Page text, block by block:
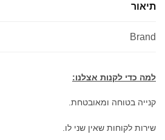
נירוסטה
עם
תיאור
Brand
למה כדי לקנות אצלנו:
קנייה בטוחה ומאובטחת.
שירות לקוחות שאין שני לו.